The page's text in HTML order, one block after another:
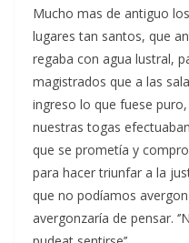
Mucho mas de antiguo
lugares tan santos, que
regaba con agua lustral,
magistrados que a las
ingreso lo que fuese
nuestras togas
que se prometía y
para hacer triunfar a la
que no podíamos
avergonzaría de pensar.